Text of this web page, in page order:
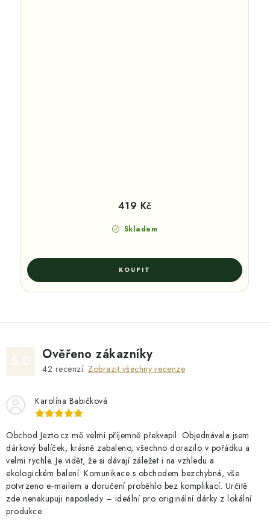
Skladem
419 Kč
Ověřeno zákazníky
42 recenzí. Zobrazit všechny recenze
Karolína Babičková
Obchod Jezto.cz mě velmi příjemně překvapil. Objednávala jsem
dárkový balíček, krásně zabaleno, všechno dorazilo v pořádku a
velmi rychle. Je vidět, že si dávají záležet i na vzhledu a
ekologickém balení. Komunikace s obchodem bezchybná, vše
potvrzeno e‑mailem a doručení proběhlo bez komplikací. Určitě
zde nenakupuji naposledy – ideální pro originální dárky z lokální
produkce.